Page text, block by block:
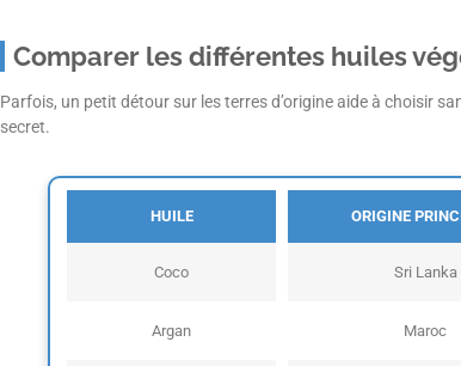
Comparer les différentes huiles
Parfois, un petit détour sur les terres d’origine aide à choisir
secret.
HUILE ORIGINE
Coco Sri Lanka
Argan Maroc